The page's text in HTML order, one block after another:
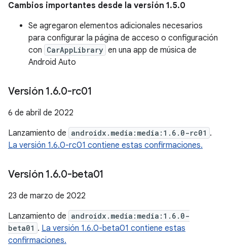
Cambios importantes desde la versión 1.5.0
Se agregaron elementos adicionales necesarios
para configurar la página de acceso o configuración
con CarAppLibrary en una app de música de
Android Auto
Versión 1.6.0-rc01
6 de abril de 2022
Lanzamiento de androidx.media:media:1.6.0-rc01 .
La versión 1.6.0-rc01 contiene estas confirmaciones.
Versión 1.6.0-beta01
23 de marzo de 2022
Lanzamiento de androidx.media:media:1.6.0-
beta01 . La versión 1.6.0-beta01 contiene estas
confirmaciones.